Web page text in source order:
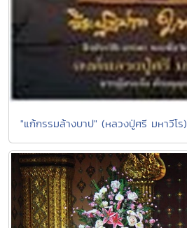
"แก้กรรมล้างบาป" (หลวงปู่ศรี มหาวีโร)